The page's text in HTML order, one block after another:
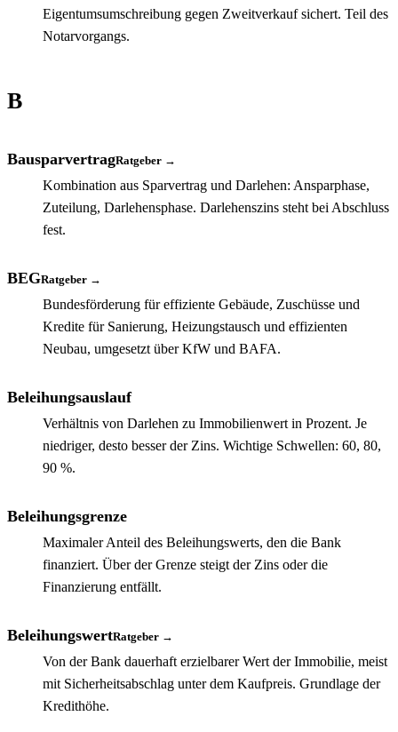
Eigentumsumschreibung gegen Zweitverkauf sichert. Teil des
Notarvorgangs.
B
BausparvertragRatgeber →
Kombination aus Sparvertrag und Darlehen: Ansparphase,
Zuteilung, Darlehensphase. Darlehenszins steht bei Abschluss
fest.
BEGRatgeber →
Bundesförderung für effiziente Gebäude, Zuschüsse und
Kredite für Sanierung, Heizungstausch und effizienten
Neubau, umgesetzt über KfW und BAFA.
Beleihungsauslauf
Verhältnis von Darlehen zu Immobilienwert in Prozent. Je
niedriger, desto besser der Zins. Wichtige Schwellen: 60, 80,
90 %.
Beleihungsgrenze
Maximaler Anteil des Beleihungswerts, den die Bank
finanziert. Über der Grenze steigt der Zins oder die
Finanzierung entfällt.
BeleihungswertRatgeber →
Von der Bank dauerhaft erzielbarer Wert der Immobilie, meist
mit Sicherheitsabschlag unter dem Kaufpreis. Grundlage der
Kredithöhe.